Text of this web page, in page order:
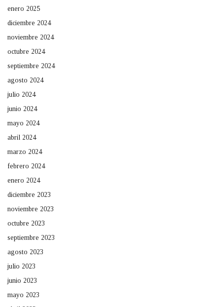
enero 2025
diciembre 2024
noviembre 2024
octubre 2024
septiembre 2024
agosto 2024
julio 2024
junio 2024
mayo 2024
abril 2024
marzo 2024
febrero 2024
enero 2024
diciembre 2023
noviembre 2023
octubre 2023
septiembre 2023
agosto 2023
julio 2023
junio 2023
mayo 2023